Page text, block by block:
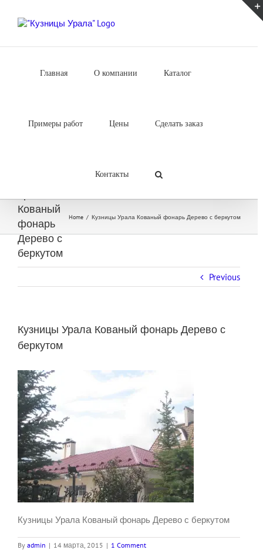
content
Главная О компании Каталог
Примеры работ Цены Сделать заказ
Контакты
Кованый
фонарь
Дерево с
беркутом
Home / Кузницы Урала Кованый фонарь Дерево с беркутом
Previous
Кузницы Урала Кованый фонарь Дерево с
беркутом
Кузницы Урала Кованый фонарь Дерево с беркутом
By admin | 14 марта, 2015 | 1 Comment